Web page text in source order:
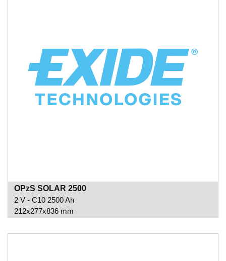
OPzS SOLAR 2500
2 V - C10 2500 Ah
212x277x836 mm